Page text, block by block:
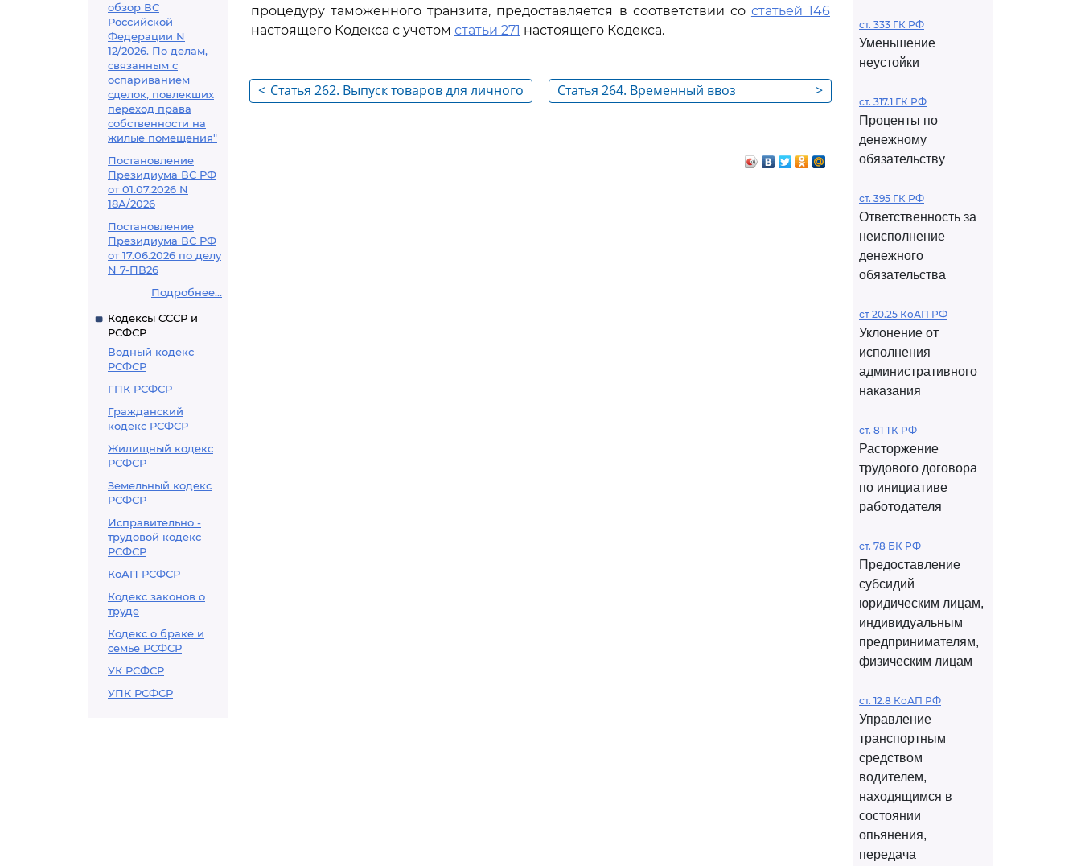
обзор ВС
Российской
Федерации N
12/2026. По делам,
связанным с
оспариванием
сделок, повлекших
переход права
собственности на
жилые помещения"
Постановление
Президиума ВС РФ
от 01.07.2026 N
18А/2026
Постановление
Президиума ВС РФ
от 17.06.2026 по делу
N 7-ПВ26
Подробнее...
Кодексы СССР и
РСФСР
Водный кодекс
РСФСР
ГПК РСФСР
Гражданский
кодекс РСФСР
Жилищный кодекс
РСФСР
Земельный кодекс
РСФСР
Исправительно -
трудовой кодекс
РСФСР
КоАП РСФСР
Кодекс законов о
труде
Кодекс о браке и
семье РСФСР
УК РСФСР
УПК РСФСР
процедуру таможенного транзита, предоставляется в соответствии со статьей 146
настоящего Кодекса с учетом статьи 271 настоящего Кодекса.
< Статья 262. Выпуск товаров для личного
>
Статья 264. Временный ввоз
ст. 333 ГК РФ
Уменьшение
неустойки
ст. 317.1 ГК РФ
Проценты по
денежному
обязательству
ст. 395 ГК РФ
Ответственность за
неисполнение
денежного
обязательства
ст 20.25 КоАП РФ
Уклонение от
исполнения
административного
наказания
ст. 81 ТК РФ
Расторжение
трудового договора
по инициативе
работодателя
ст. 78 БК РФ
Предоставление
субсидий
юридическим лицам,
индивидуальным
предпринимателям,
физическим лицам
ст. 12.8 КоАП РФ
Управление
транспортным
средством
водителем,
находящимся в
состоянии
опьянения,
передача